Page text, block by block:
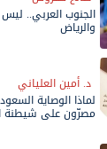
الجنوب العربي..
والرياض
د. أمين العلياني
لماذا الوصاية
مصرّون على شيطنة